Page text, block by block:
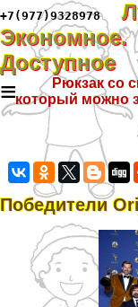
+7(977)9328978
Экономное.
≡
Рюкзак со
который можно
Победители